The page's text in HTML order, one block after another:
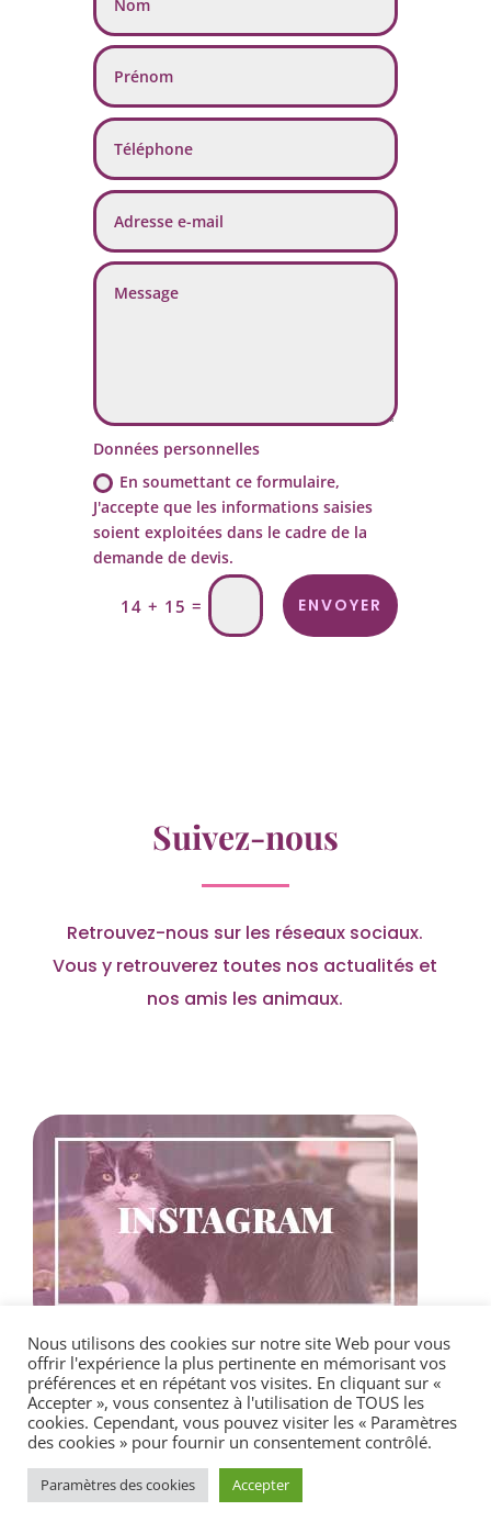
Données personnelles
En soumettant ce formulaire,
J'accepte que les informations saisies
soient exploitées dans le cadre de la
demande de devis.
14 + 15 = ENVOYER
Suivez-nous
Retrouvez-nous sur les réseaux sociaux.
Vous y retrouverez toutes nos actualités et
nos amis les animaux.
© 2026 / Garde Zanimos Toulouse -
Légales-CGV- Site par :Antony lasserre
Nous utilisons des cookies sur notre site Web pour vous
offrir l'expérience la plus pertinente en mémorisant vos
préférences et en répétant vos visites. En cliquant sur «
Accepter », vous consentez à l'utilisation de TOUS les
cookies. Cependant, vous pouvez visiter les « Paramètres
des cookies » pour fournir un consentement contrôlé.
Paramètres des cookies Accepter